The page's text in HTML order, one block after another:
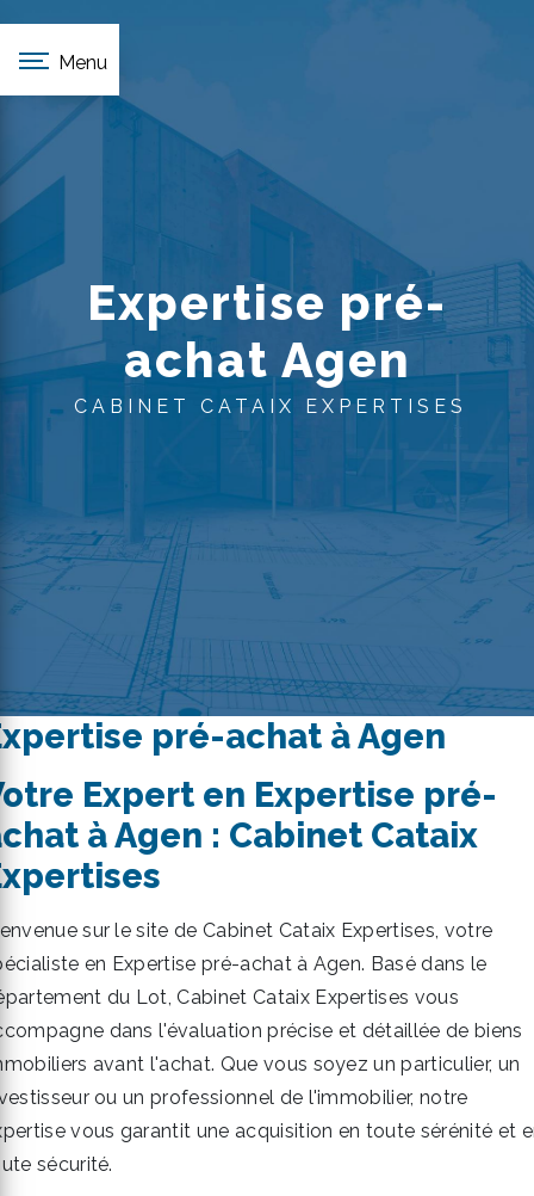
Menu
Expertise pré-
achat Agen
CABINET CATAIX EXPERTISES
pré-achat à Agen
Expert en Expertise pré-
à Agen : Cabinet Cataix
sur le site de Cabinet Cataix Expertises, votre
en Expertise pré-achat à Agen. Basé dans le
du Lot, Cabinet Cataix Expertises vous
dans l'évaluation précise et détaillée de biens
avant l'achat. Que vous soyez un particulier, un
ou un professionnel de l'immobilier, notre
vous garantit une acquisition en toute sérénité et
sécurité.